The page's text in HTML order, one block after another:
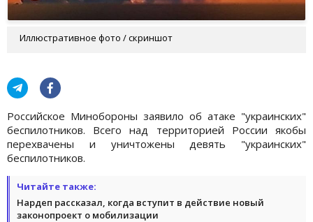
Иллюстративное фото / скриншот
Российское Минобороны заявило об атаке "украинских"
беспилотников. Всего над территорией России якобы
перехвачены и уничтожены девять "украинских"
беспилотников.
Читайте также:
Нардеп рассказал, когда вступит в действие новый
законопроект о мобилизации